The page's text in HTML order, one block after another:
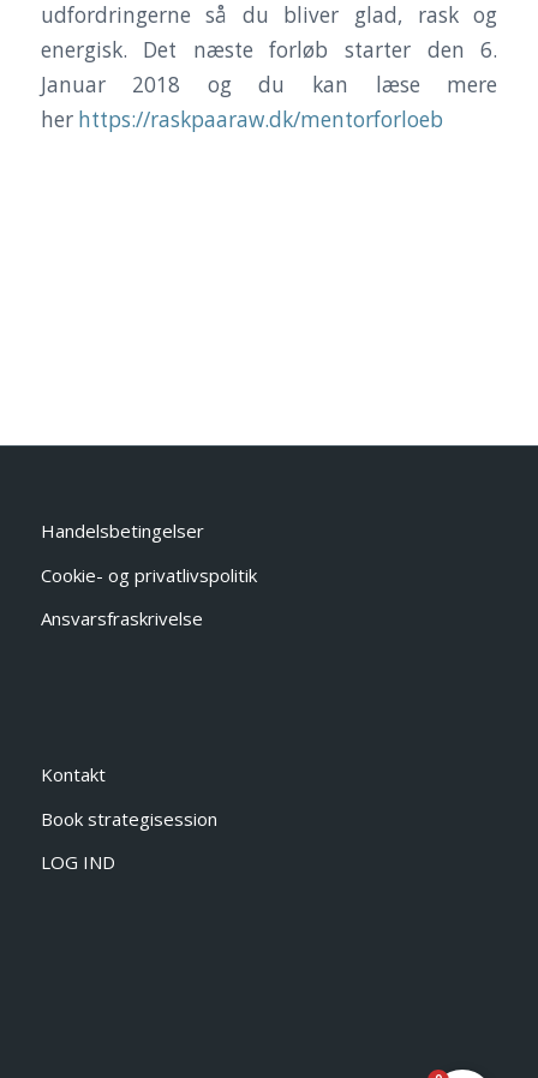
udfordringerne så du bliver glad, rask og
energisk. Det næste forløb starter den 6.
Januar 2018 og du kan læse mere
her https://raskpaaraw.dk/mentorforloeb
Handelsbetingelser
Cookie- og privatlivspolitik
Ansvarsfraskrivelse
Kontakt
Book strategisession
LOG IND